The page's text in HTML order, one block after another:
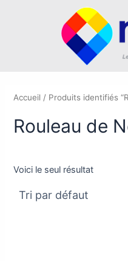
Accueil / Produits identifiés
Rouleau de
Voici le seul résultat